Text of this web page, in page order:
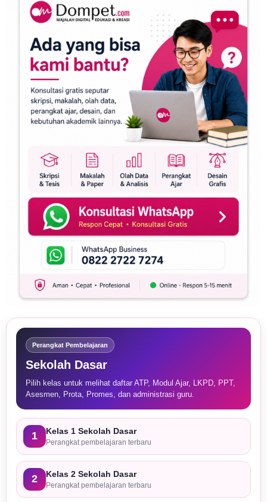
Perangkat Pembelajaran
Sekolah Dasar
Pilih kelas untuk melihat daftar ATP, Modul Ajar, LKPD, PPT,
Asesmen, Prota, Promes, dan administrasi guru.
1 Kelas 1 Sekolah Dasar
Perangkat pembelajaran terbaru
2 Kelas 2 Sekolah Dasar
Perangkat pembelajaran terbaru